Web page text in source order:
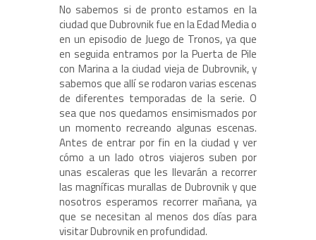
No sabemos si de pronto estamos en la
ciudad que Dubrovnik fue en la Edad Media o
en un episodio de Juego de Tronos, ya que
en seguida entramos por la Puerta de Pile
con Marina a la ciudad vieja de Dubrovnik, y
sabemos que allí se rodaron varias escenas
de diferentes temporadas de la serie. O
sea que nos quedamos ensimismados por
un momento recreando algunas escenas.
Antes de entrar por fin en la ciudad y ver
cómo a un lado otros viajeros suben por
unas escaleras que les llevarán a recorrer
las magníficas murallas de Dubrovnik y que
nosotros esperamos recorrer mañana, ya
que se necesitan al menos dos días para
visitar Dubrovnik en profundidad.